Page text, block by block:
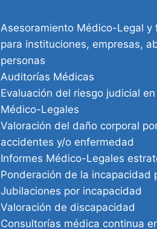
Asesoramiento Médico-Legal y
para instituciones, empresas,
personas
Auditorías Médicas
Evaluación del riesgo judicial
Médico-Legales
Valoración del daño corporal
accidentes y/o enfermedad
Informes Médico-Legales
Ponderación de la incapacidad
Jubilaciones por incapacidad
Valoración de discapacidad
Consultorías médica continua